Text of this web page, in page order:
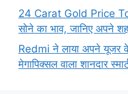
24 Carat Gold Price
सोने का भाव, जानिए अपने
Redmi ने लाया अपने यूजर
मेगापिक्सल वाला शानदार